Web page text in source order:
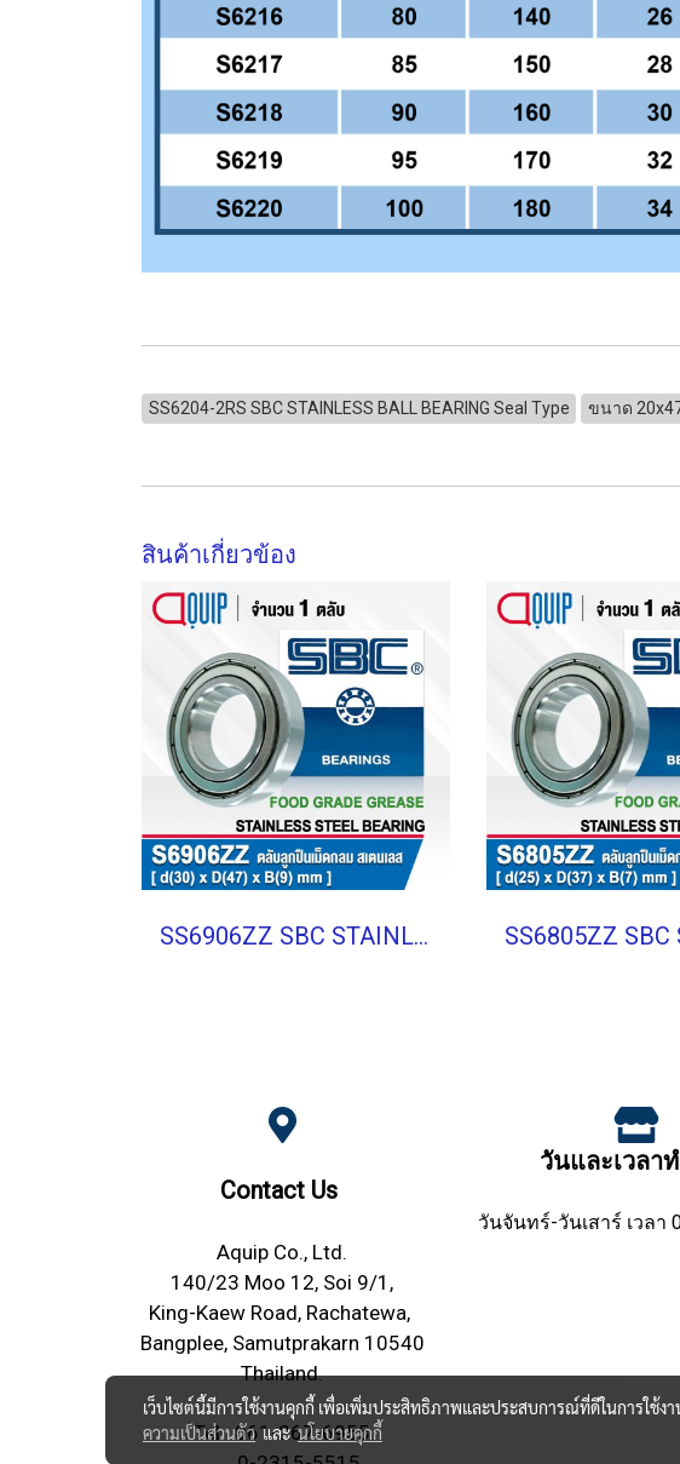
SS6204-2RS SBC STAINLESS BALL BEARING Seal Type ขนาด
สินค้าเกี่ยวข้อง
SS6906ZZ SBC STAINLESS BALL BEARING Stainless Type
Contact Us
Aquip Co., Ltd.
140/23 Moo 12, Soi 9/1,
King-Kaew Road, Rachatewa,
Bangplee, Samutprakarn 10540
Thailand.
Tel.061-267-6955
วันและเวลา
วันจันทร์-วันเสาร์ เวลา
เว็บไซต์นี้มีการใช้งานคุกกี้ เพื่อเพิ่มประสิทธิภาพและประสบการณ์ที่ดีในการใช้ง
ความเป็นส่วนตัวและนโยบายคุกกี้